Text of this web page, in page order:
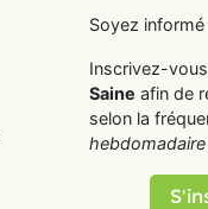
Soyez informé
Inscrivez-
Saine afin de
selon la